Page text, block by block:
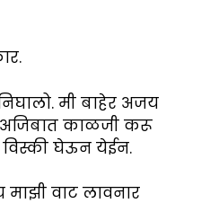
मी बाहेर अजय
अजिबात काळजी करू
विस्की घेऊन येईन.
वाट लावनार